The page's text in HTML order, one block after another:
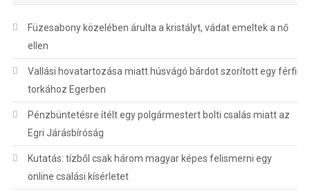
Füzesabony közelében árulta a kristályt, vádat emeltek a nő
ellen
Vallási hovatartozása miatt húsvágó bárdot szorított egy férfi
torkához Egerben
Pénzbüntetésre ítélt egy polgármestert bolti csalás miatt az
Egri Járásbíróság
Kutatás: tízből csak három magyar képes felismerni egy
online csalási kísérletet